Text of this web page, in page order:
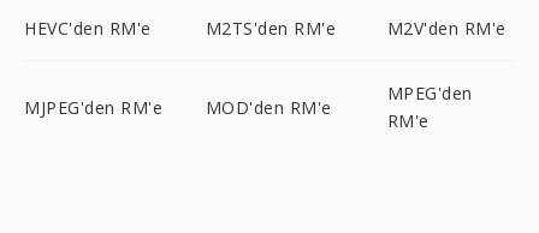
HEVC'den RM'e M2TS'den RM'e M2V'den RM'e
MJPEG'den RM'e MOD'den RM'e
MPEG'den
RM'e